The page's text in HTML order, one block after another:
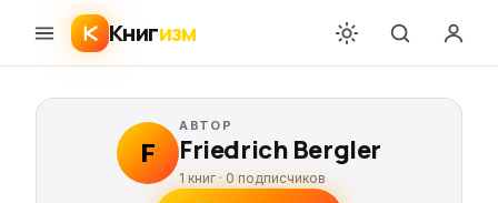
Книгизм
F
АВТОР
Friedrich Bergler
1 книг ·0 подписчиков